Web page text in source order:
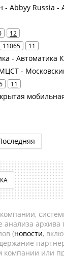
Abbyy Russia -
12
11065 11
- Автоматика
-
11
анализа
(новости,
компании или